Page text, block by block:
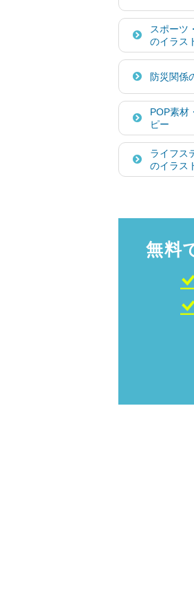
スポーツ
のイラス
防災関係
POP素材
ピー
ライフス
のイラス
無料